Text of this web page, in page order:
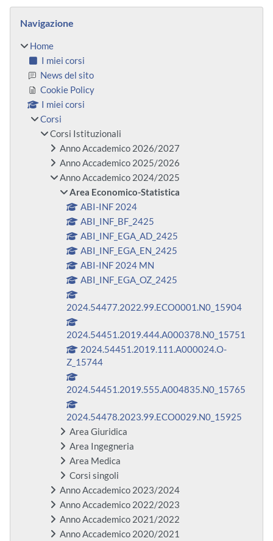
Blocchi
Navigazione
Home
I miei corsi
News del sito
Cookie Policy
I miei corsi
Corsi
Corsi Istituzionali
Anno Accademico 2026/2027
Anno Accademico 2025/2026
Anno Accademico 2024/2025
Area Economico-Statistica
ABI-INF 2024
ABI_INF_BF_2425
ABI_INF_EGA_AD_2425
ABI_INF_EGA_EN_2425
ABI-INF 2024 MN
ABI_INF_EGA_OZ_2425
2024.54477.2022.99.ECO0001.N0_15904
2024.54451.2019.444.A000378.N0_15751
2024.54451.2019.111.A000024.O-
Z_15744
2024.54451.2019.555.A004835.N0_15765
2024.54478.2023.99.ECO0029.N0_15925
Area Giuridica
Area Ingegneria
Area Medica
Corsi singoli
Anno Accademico 2023/2024
Anno Accademico 2022/2023
Anno Accademico 2021/2022
Anno Accademico 2020/2021